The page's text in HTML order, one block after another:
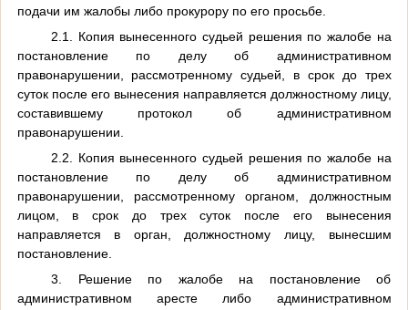
подачи им жалобы либо прокурору по его просьбе.
2.1. Копия вынесенного судьей решения по жалобе на
постановление по делу об административном
правонарушении, рассмотренному судьей, в срок до трех
суток после его вынесения направляется должностному лицу,
составившему протокол об административном
правонарушении.
2.2. Копия вынесенного судьей решения по жалобе на
постановление по делу об административном
правонарушении, рассмотренному органом, должностным
лицом, в срок до трех суток после его вынесения
направляется в орган, должностному лицу, вынесшим
постановление.
3. Решение по жалобе на постановление об
административном аресте либо административном